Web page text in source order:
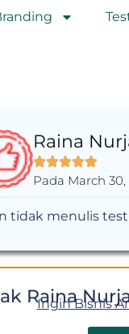
Raina
Pada March
tidak menulis
Raina
Ingin Bisnis